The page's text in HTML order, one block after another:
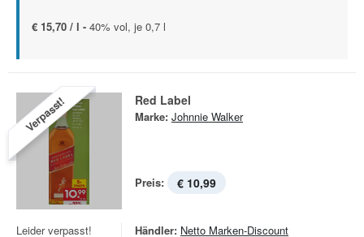
€ 15,70 / l - 40% vol, je 0,7 l
Verpasst! Red Label
Marke: Johnnie Walker
Preis: € 10,99
Leider verpasst!
Händler: Netto Marken-Discount